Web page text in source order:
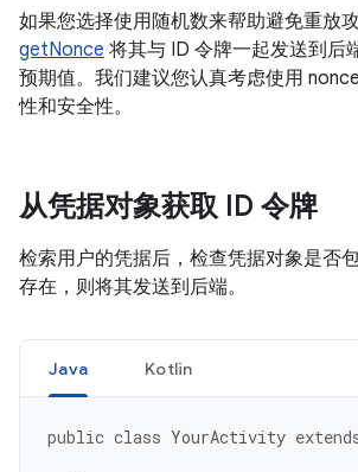
如果您选择使用随机数来帮助避免重放
getNonce 将其与 ID 令牌一起发送到后
预期值。我们建议您认真考虑使用
性和安全性。
从凭据对象获取 ID 令牌
检索用户的凭据后，检查凭据对象是否
存在，则将其发送到后端。
Java Kotlin
public class YourActivity